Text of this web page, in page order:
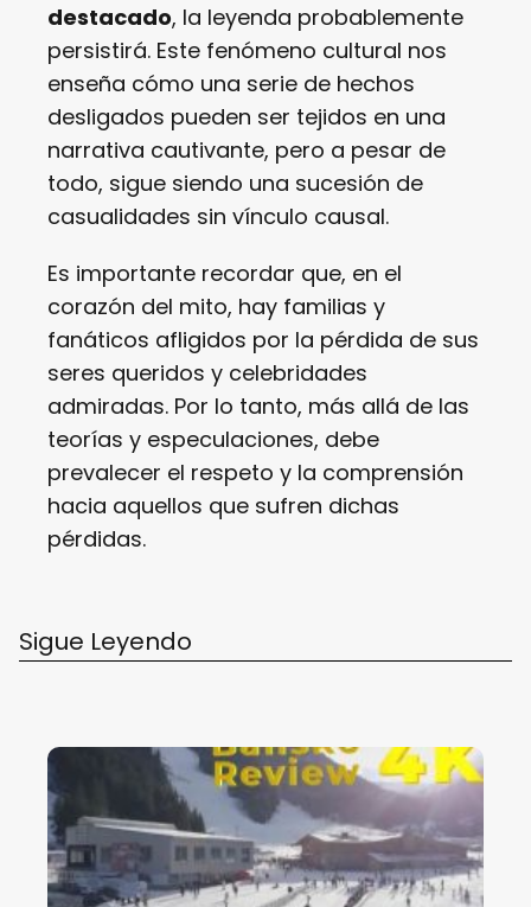
destacado, la leyenda probablemente
persistirá. Este fenómeno cultural nos
enseña cómo una serie de hechos
desligados pueden ser tejidos en una
narrativa cautivante, pero a pesar de
todo, sigue siendo una sucesión de
casualidades sin vínculo causal.
Es importante recordar que, en el
corazón del mito, hay familias y
fanáticos afligidos por la pérdida de sus
seres queridos y celebridades
admiradas. Por lo tanto, más allá de las
teorías y especulaciones, debe
prevalecer el respeto y la comprensión
hacia aquellos que sufren dichas
pérdidas.
Sigue Leyendo